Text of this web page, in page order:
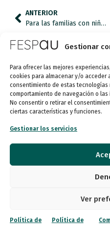
Gestionar
Para ofrecer las mejores
cookies para almacenar y/o acceder
consentimiento de estas
comportamiento de navegación o
No consentir o retirar el
ciertas características y funciones.
Gestionar los servicios
Ver
Política de
Política de
ANTERIOR
Para las familias con niños con TEA el confinamiento ha supuesto un esfuerzo extra